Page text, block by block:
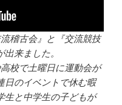
稽古会』と『交流競技
来ました。
校で土曜日に運動会が
日のイベントで休む暇
生と中学生の子どもが